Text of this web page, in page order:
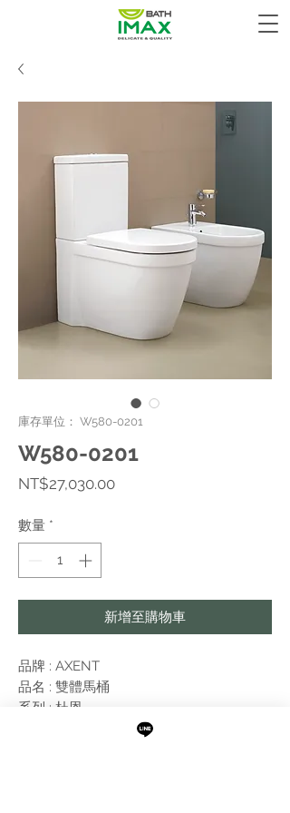
庫存單位： W580-0201
W580-0201
NT$27,030.00價
數量 *
新增至購物車
品牌 : AXENT
品名 : 雙體馬桶
系列 : 杜恩